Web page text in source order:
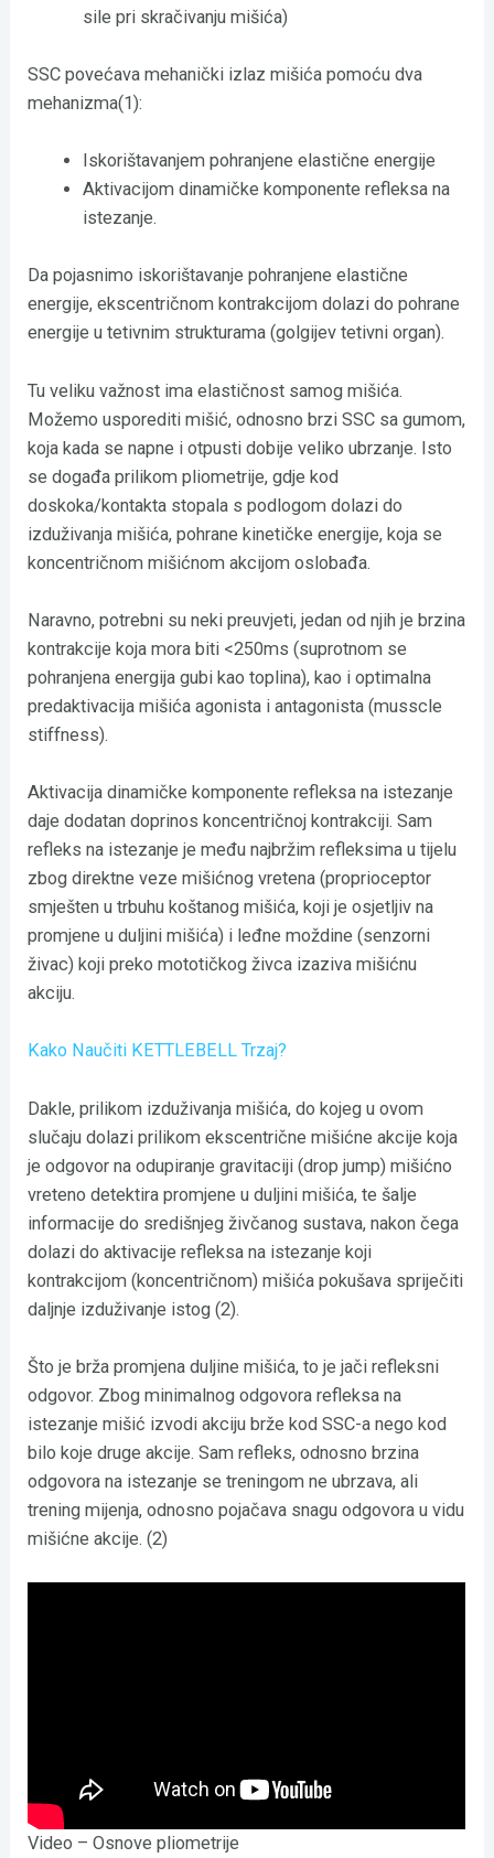
sile pri skračivanju mišića)
SSC povećava mehanički izlaz mišića pomoću dva
mehanizma(1):
Iskorištavanjem pohranjene elastične energije
Aktivacijom dinamičke komponente refleksa na
istezanje.
Da pojasnimo iskorištavanje pohranjene elastične
energije, ekscentričnom kontrakcijom dolazi do pohrane
energije u tetivnim strukturama (golgijev tetivni organ).
Tu veliku važnost ima elastičnost samog mišića.
Možemo usporediti mišić, odnosno brzi SSC sa gumom,
koja kada se napne i otpusti dobije veliko ubrzanje. Isto
se događa prilikom pliometrije, gdje kod
doskoka/kontakta stopala s podlogom dolazi do
izduživanja mišića, pohrane kinetičke energije, koja se
koncentričnom mišićnom akcijom oslobađa.
Naravno, potrebni su neki preuvjeti, jedan od njih je brzina
kontrakcije koja mora biti <250ms (suprotnom se
pohranjena energija gubi kao toplina), kao i optimalna
predaktivacija mišića agonista i antagonista (musscle
stiffness).
Aktivacija dinamičke komponente refleksa na istezanje
daje dodatan doprinos koncentričnoj kontrakciji. Sam
refleks na istezanje je među najbržim refleksima u tijelu
zbog direktne veze mišićnog vretena (proprioceptor
smješten u trbuhu koštanog mišića, koji je osjetljiv na
promjene u duljini mišića) i leđne moždine (senzorni
živac) koji preko mototičkog živca izaziva mišićnu
akciju.
Kako Naučiti KETTLEBELL Trzaj?
Dakle, prilikom izduživanja mišića, do kojeg u ovom
slučaju dolazi prilikom ekscentrične mišićne akcije koja
je odgovor na odupiranje gravitaciji (drop jump) mišićno
vreteno detektira promjene u duljini mišića, te šalje
informacije do središnjeg živčanog sustava, nakon čega
dolazi do aktivacije refleksa na istezanje koji
kontrakcijom (koncentričnom) mišića pokušava spriječiti
daljnje izduživanje istog (2).
Što je brža promjena duljine mišića, to je jači refleksni
odgovor. Zbog minimalnog odgovora refleksa na
istezanje mišić izvodi akciju brže kod SSC-a nego kod
bilo koje druge akcije. Sam refleks, odnosno brzina
odgovora na istezanje se treningom ne ubrzava, ali
trening mijenja, odnosno pojačava snagu odgovora u vidu
mišićne akcije. (2)
Video – Osnove pliometrije